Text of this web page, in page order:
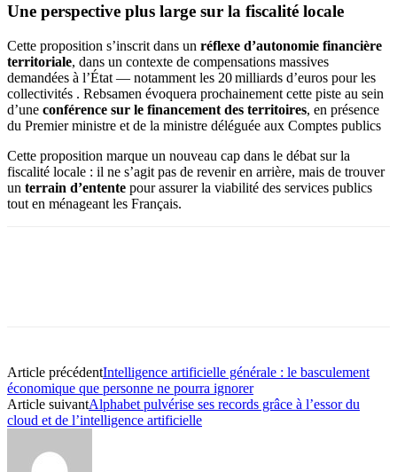
Une perspective plus large sur la fiscalité locale
Cette proposition s’inscrit dans un réflexe d’autonomie financière
territoriale, dans un contexte de compensations massives
demandées à l’État — notamment les 20 milliards d’euros pour les
collectivités . Rebsamen évoquera prochainement cette piste au sein
d’une conférence sur le financement des territoires, en présence
du Premier ministre et de la ministre déléguée aux Comptes publics
Cette proposition marque un nouveau cap dans le débat sur la
fiscalité locale : il ne s’agit pas de revenir en arrière, mais de trouver
un terrain d’entente pour assurer la viabilité des services publics
tout en ménageant les Français.
Article précédentIntelligence artificielle générale : le basculement
économique que personne ne pourra ignorer
Article suivantAlphabet pulvérise ses records grâce à l’essor du
cloud et de l’intelligence artificielle